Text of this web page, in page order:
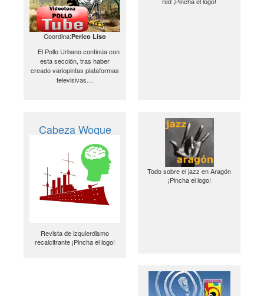
Coordina:Perico Liso
El Pollo Urbano continúa con
esta sección, tras haber
creado variopintas plataformas
televisivas…
Cabeza Woque
Revista de izquierdismo
recalcitrante ¡Pincha el logo!
Todo sobre el jazz en Aragón
¡Pincha el logo!